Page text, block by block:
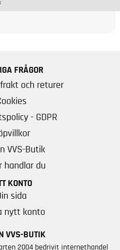
FRÅGOR
och returer
- GDPR
VVS-Butik
handlar du
KONTO
sida
nytt konto
VVS-BUTIK
2004 bedrivit internethandel